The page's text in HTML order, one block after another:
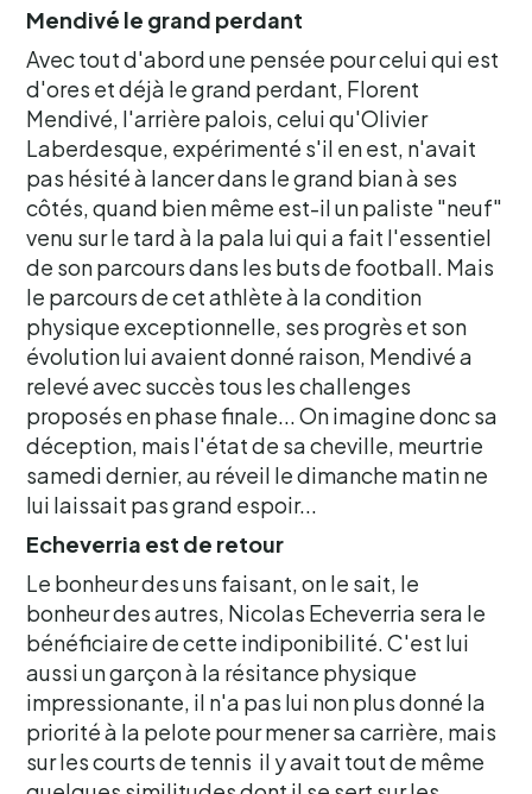
Mendivé le grand perdant
Avec tout d'abord une pensée pour celui qui est
d'ores et déjà le grand perdant, Florent
Mendivé, l'arrière palois, celui qu'Olivier
Laberdesque, expérimenté s'il en est, n'avait
pas hésité à lancer dans le grand bian à ses
côtés, quand bien même est-il un paliste "neuf"
venu sur le tard à la pala lui qui a fait l'essentiel
de son parcours dans les buts de football. Mais
le parcours de cet athlète à la condition
physique exceptionnelle, ses progrès et son
évolution lui avaient donné raison, Mendivé a
relevé avec succès tous les challenges
proposés en phase finale... On imagine donc sa
déception, mais l'état de sa cheville, meurtrie
samedi dernier, au réveil le dimanche matin ne
lui laissait pas grand espoir...
Echeverria est de retour
Le bonheur des uns faisant, on le sait, le
bonheur des autres, Nicolas Echeverria sera le
bénéficiaire de cette indiponibilité. C'est lui
aussi un garçon à la résitance physique
impressionante, il n'a pas lui non plus donné la
priorité à la pelote pour mener sa carrière, mais
sur les courts de tennis il y avait tout de même